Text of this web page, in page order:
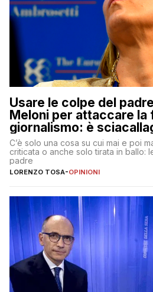
Usare le colpe del
Meloni per attaccare la
giornalismo: è
Dimostriamo di essere
C’è solo una cosa su cui mai e poi
criticata o anche solo tirata in ballo:
padre
LORENZO TOSA-OPINIONI